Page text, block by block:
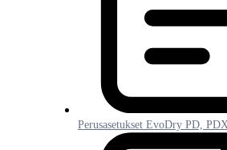
Perusasetukset EvoDry PD,